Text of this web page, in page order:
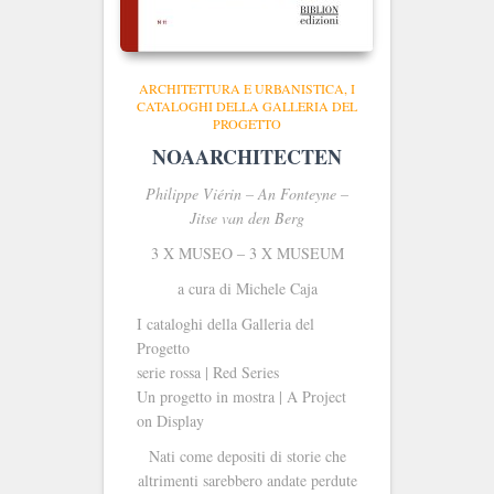
ARCHITETTURA E URBANISTICA I
CATALOGHI DELLA GALLERIA DEL
PROGETTO
NOAARCHITECTEN
Philippe Viérin – An Fonteyne –
Jitse van den Berg
3 X MUSEO ‒ 3 X MUSEUM
a cura di Michele Caja
I cataloghi della Galleria del
Progetto
serie rossa | Red Series
Un progetto in mostra | A Project
on Display
Nati come depositi di storie che
altrimenti sarebbero andate perdute